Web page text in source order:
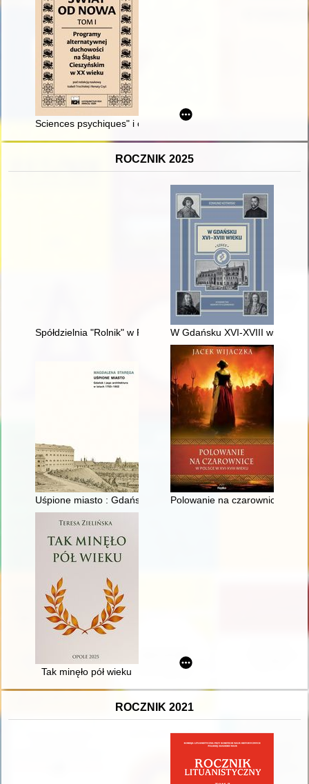
Sciences psychiques" i ogłoszenie odkrycia promieniowania
ROCZNIK 2025
Spółdzielnia "Rolnik" w Pobiedziskach od 1945 r. : zarys
W Gdańsku XVI-XVIII wieku :
Uśpione miasto : Gdańsk i jego architektura w latach 1793-
Polowanie na czarownice w
Tak minęło pół wieku
ROCZNIK 2021